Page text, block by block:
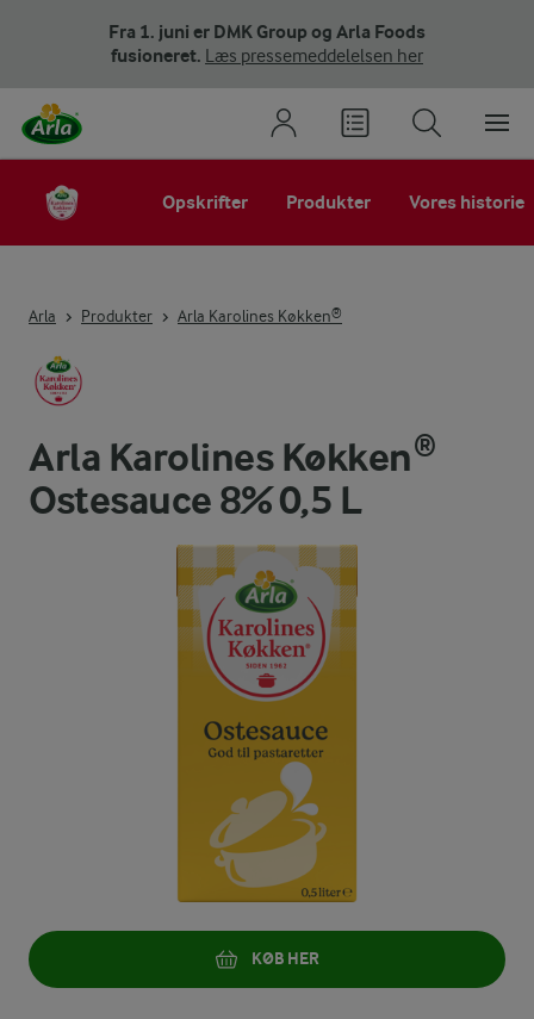
Fra 1. juni er DMK Group og Arla Foods
fusioneret. Læs pressemeddelelsen her
Opskrifter Produkter Vores historie
Arla Produkter Arla Karolines Køkken®
Arla Karolines Køkken®
Ostesauce 8% 0,5 L
KØB HER